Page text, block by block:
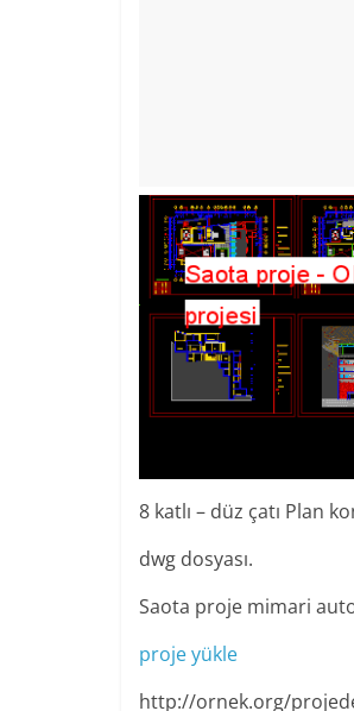
8 katlı – düz çatı Plan
dwg dosyası.
Saota proje mimari
proje yükle
http://ornek.org/